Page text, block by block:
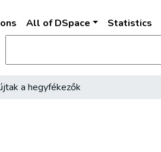
All of DSpace Statistics
a hegyfékezők